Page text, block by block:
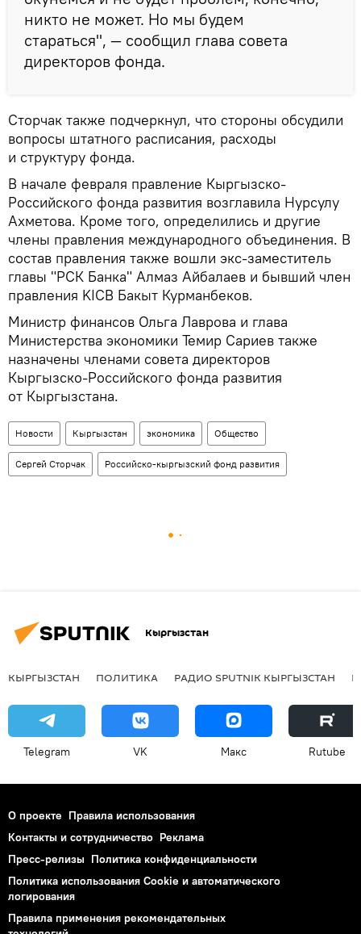
никто не может. Но мы будем
стараться", — сообщил глава совета
директоров фонда.
Сторчак также подчеркнул, что стороны обсудили
вопросы штатного расписания, расходы
и структуру фонда.
В начале февраля правление Кыргызско-
Российского фонда развития возглавила Нурсулу
Ахметова. Кроме того, определились и другие
члены правления международного объединения. В
состав правления также вошли экс-заместитель
главы "РСК Банка" Алмаз Айбалаев и бывший член
правления KICB Бакыт Курманбеков.
Министр финансов Ольга Лаврова и глава
Министерства экономики Темир Сариев также
назначены членами совета директоров
Кыргызско-Российского фонда развития
от Кыргызстана.
Новости Кыргызстан экономика Общество
Сергей Сторчак Российско-кыргызский фонд развития
Кыргызстан
КЫРГЫЗСТАН ПОЛИТИКА РАДИО SPUTNIK КЫРГЫЗСТАН
Telegram VK Макс Rutube
О проекте Правила использования
Контакты и сотрудничество Реклама
Пресс-релизы Политика конфиденциальности
Политика использования Cookie и автоматического
логирования
Правила применения рекомендательных